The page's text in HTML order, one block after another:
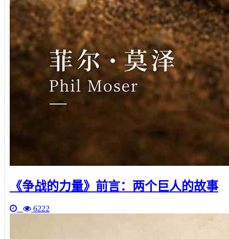
《争战的力量》前言：两个巨人的故事
6222